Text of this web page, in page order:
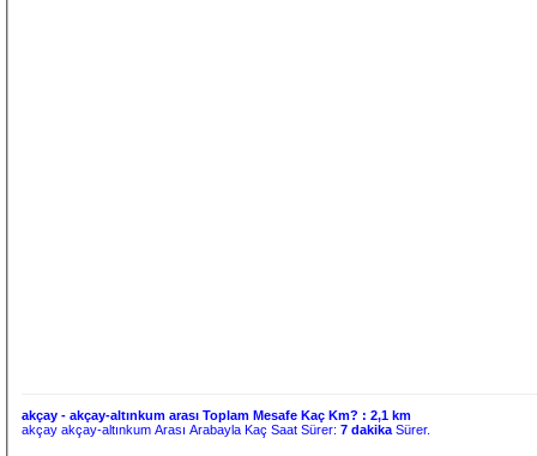
akçay - akçay-altınkum arası Toplam Mesafe Kaç Km? :2,1 km
akçay akçay-altınkum Arası Arabayla Kaç Saat Sürer:7 dakika Sürer.